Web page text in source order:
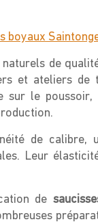
boyaux
de
et ateliers
sur le
de calibre,
Leur
de